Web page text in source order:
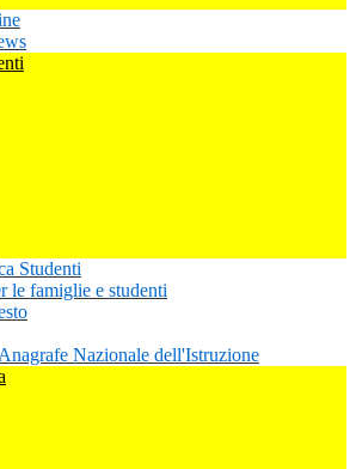
Studenti
le famiglie e studenti
Nazionale dell'Istruzione